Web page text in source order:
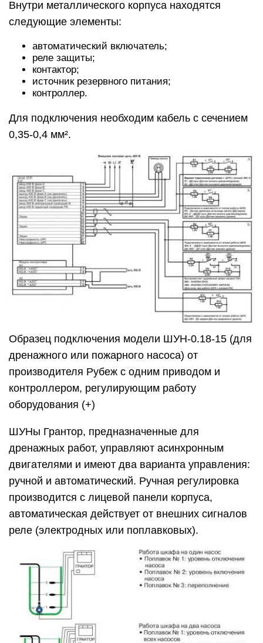
Внутри металлического корпуса находятся
следующие элементы:
автоматический включатель;
реле защиты;
контактор;
источник резервного питания;
контроллер.
Для подключения необходим кабель с сечением
0,35-0,4 мм².
Образец подключения модели ШУН-0.18-15 (для
дренажного или пожарного насоса) от
производителя Рубеж с одним приводом и
контроллером, регулирующим работу
оборудования (+)
ШУНы Грантор, предназначенные для
дренажных работ, управляют асинхронным
двигателями и имеют два варианта управления:
ручной и автоматический. Ручная регулировка
производится с лицевой панели корпуса,
автоматическая действует от внешних сигналов
реле (электродных или поплавковых).